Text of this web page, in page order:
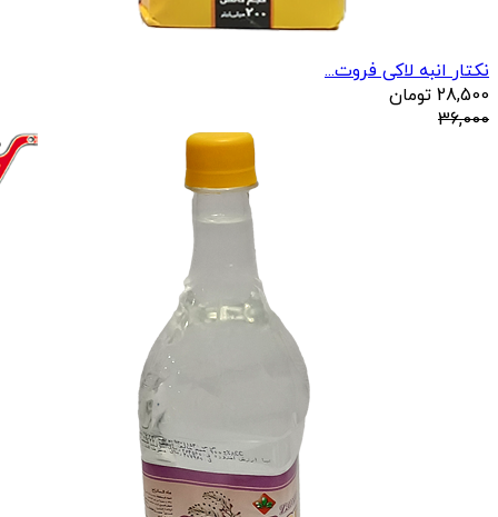
نکتار انبه لاکی فروت...
28,500 تومان
36,000